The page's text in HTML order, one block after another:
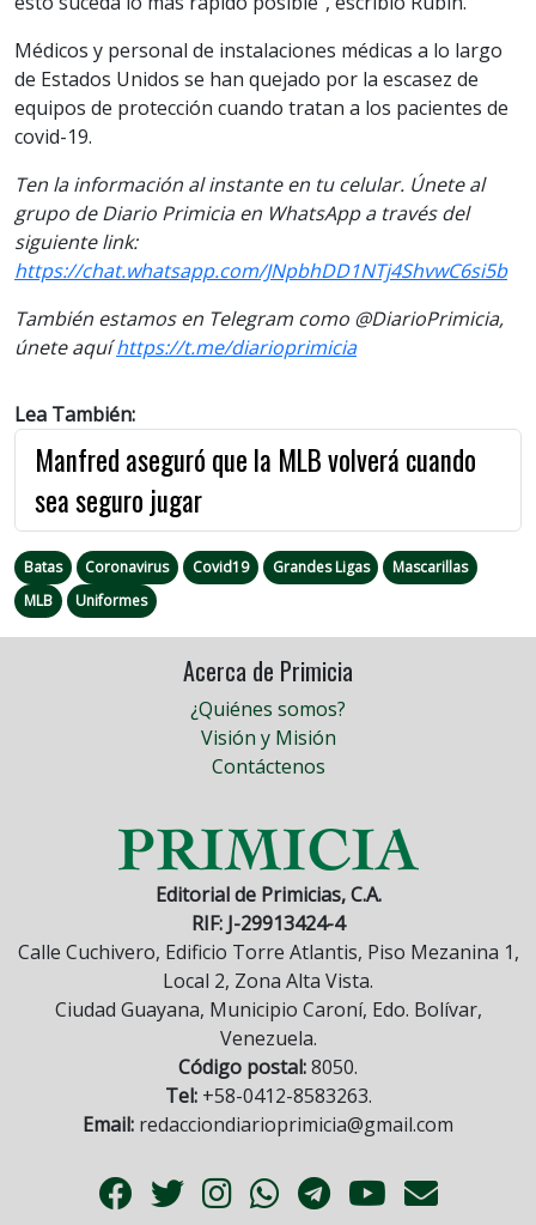
Médicos y personal de instalaciones médicas a lo largo
de Estados Unidos se han quejado por la escasez de
equipos de protección cuando tratan a los pacientes de
covid-19.
Ten la información al instante en tu celular. Únete al
grupo de Diario Primicia en WhatsApp a través del
siguiente link:
https://chat.whatsapp.com/JNpbhDD1NTj4ShvwC6si5b
También estamos en Telegram como @DiarioPrimicia,
únete aquíhttps://t.me/diarioprimicia
Lea También:
Manfred aseguró que la MLB volverá cuando
sea seguro jugar
Batas Coronavirus Covid19 Grandes Ligas
Mascarillas
MLB
Uniformes
Acerca de Primicia
¿Quiénes somos?
Visión y Misión
Contáctenos
Editorial de Primicias, C.A.
RIF: J-29913424-4
Calle Cuchivero, Edificio Torre Atlantis, Piso Mezanina 1,
Local 2, Zona Alta Vista.
Ciudad Guayana, Municipio Caroní, Edo. Bolívar,
Venezuela.
Código postal:8050.
Tel:+58-0412-8583263.
Email: redacciondiarioprimicia@gmail.com